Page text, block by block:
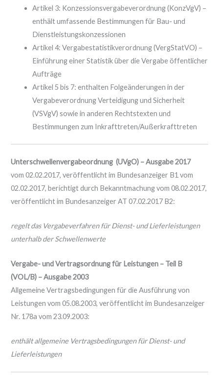
Artikel 3: Konzessionsvergabeverordnung (KonzVgV) –
enthält umfassende Bestimmungen für Bau- und
Dienstleistungskonzessionen
Artikel 4: Vergabestatistikverordnung (VergStatVO) –
Einführung einer Statistik über die Vergabe öffentlicher
Aufträge
Artikel 5 bis 7: enthalten Folgeänderungen in der
Vergabeverordnung Verteidigung und Sicherheit
(VSVgV) sowie in anderen Rechtstexten und
Bestimmungen zum Inkrafttreten/Außerkrafttreten
Unterschwellenvergabeordnung (UVgO) – Ausgabe 2017
vom 02.02.2017, veröffentlicht im Bundesanzeiger B1 vom
02.02.2017, berichtigt durch Bekanntmachung vom 08.02.2017,
veröffentlicht im Bundesanzeiger AT 07.02.2017 B2:
regelt das Vergabeverfahren für Dienst- und Lieferleistungen
unterhalb der Schwellenwerte
Vergabe- und Vertragsordnung für Leistungen – Teil B
(VOL/B) – Ausgabe 2003
Allgemeine Vertragsbedingungen für die Ausführung von
Leistungen vom 05.08.2003, veröffentlicht im Bundesanzeiger
Nr. 178a vom 23.09.2003:
enthält allgemeine Vertragsbedingungen für Dienst- und
Lieferleistungen